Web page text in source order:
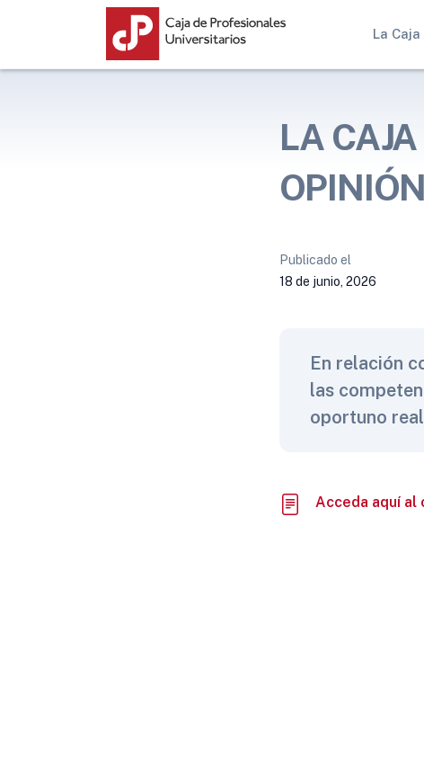
La Caja
LA
Publicado el
18 de junio, 2026
En relación
las
oportuno
Acceda aquí al